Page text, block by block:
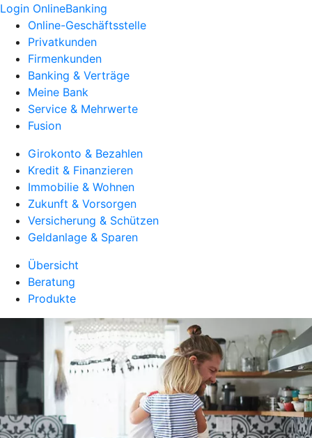
Login OnlineBanking
Online-Geschäftsstelle
Privatkunden
Firmenkunden
Banking & Verträge
Meine Bank
Service & Mehrwerte
Fusion
Girokonto & Bezahlen
Kredit & Finanzieren
Immobilie & Wohnen
Zukunft & Vorsorgen
Versicherung & Schützen
Geldanlage & Sparen
Übersicht
Beratung
Produkte